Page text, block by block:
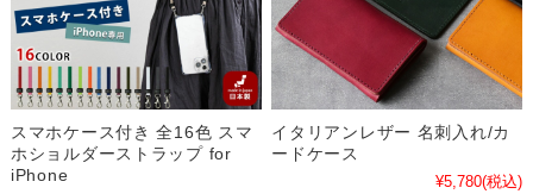
スマホケース付き 全16色 スマ
ホショルダーストラップ for
iPhone
イタリアンレザー 名刺入れ/カ
ードケース
¥5,780(税込)